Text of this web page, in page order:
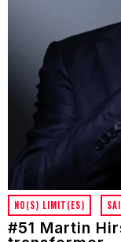
NO(S) LIMIT(ES) ·
#51 Martin